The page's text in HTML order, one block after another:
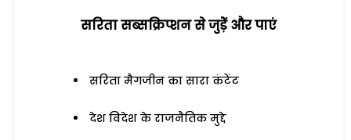
सरिता सब्सक्रिप्शन से जुड़ेें और पाएं
सरिता मैगजीन का सारा कंटेंट
देश विदेश के राजनैतिक मुद्दे